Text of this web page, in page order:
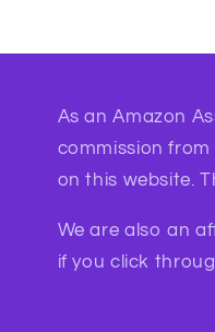
As an Amazon
commission
on this website.
We are also an
if you click